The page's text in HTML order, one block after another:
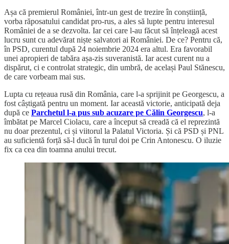
Așa că premierul României, într-un gest de trezire în conștiință,
vorba răposatului candidat pro-rus, a ales să lupte pentru interesul
României de a se dezvolta. Iar cei care l-au făcut să înțeleagă acest
lucru sunt cu adevărat niște salvatori ai României. De ce? Pentru că,
în PSD, curentul după 24 noiembrie 2024 era altul. Era favorabil
unei apropieri de tabăra așa-zis suveranistă. Iar acest curent nu a
dispărut, ci e controlat strategic, din umbră, de același Paul Stănescu,
de care vorbeam mai sus.
Lupta cu rețeaua rusă din România, care l-a sprijinit pe Georgescu, a
fost câștigată pentru un moment. Iar această victorie, anticipată deja
după ce Parchetul l-a pus sub acuzare pe Călin Georgescu, l-a
îmbătat pe Marcel Ciolacu, care a început să creadă că el reprezintă
nu doar prezentul, ci și viitorul la Palatul Victoria. Și că PSD și PNL
au suficientă forță să-l ducă în turul doi pe Crin Antonescu. O iluzie
fix ca cea din toamna anului trecut.